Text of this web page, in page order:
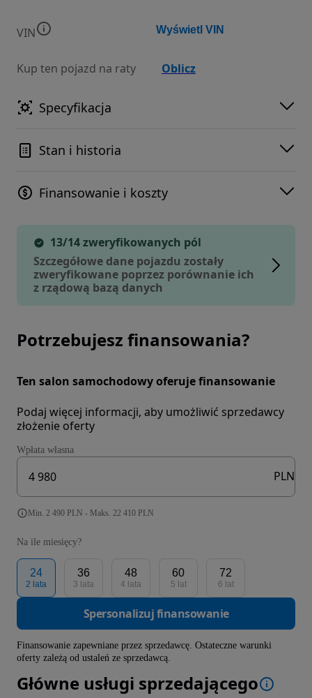
VIN Wyświetl VIN
Kup ten pojazd na raty Oblicz
Specyfikacja
Stan i historia
Finansowanie i koszty
13/14 zweryfikowanych pól
Szczegółowe dane pojazdu zostały
zweryfikowane poprzez porównanie ich
z rządową bazą danych
Potrzebujesz finansowania?
Ten salon samochodowy oferuje finansowanie
Podaj więcej informacji, aby umożliwić sprzedawcy
złożenie oferty
Wpłata własna
PLN
Min. 2 490 PLN - Maks. 22 410 PLN
Na ile miesięcy?
24
2 lata
36
3 lata
48
4 lata
60
5 lat
72
6 lat
Spersonalizuj finansowanie
Finansowanie zapewniane przez sprzedawcę. Ostateczne warunki
oferty zależą od ustaleń ze sprzedawcą.
Główne usługi sprzedającego